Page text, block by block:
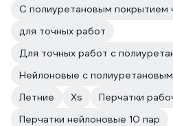
С полиуретановым покрытием
для точных работ
Для точных работ с
Нейлоновые с
Летние
Xs
Перчатки
Перчатки нейлоновые 10 пар